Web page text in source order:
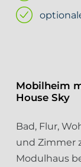
Mobilheim
House Sky
Bad, Flur,
und Zimmer
Modulhaus